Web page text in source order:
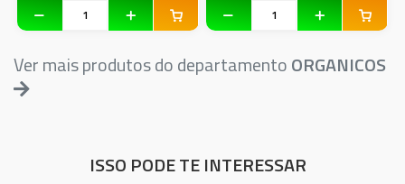
Ver mais produtos do departamentoORGANICOS
ISSO PODE TE INTERESSAR